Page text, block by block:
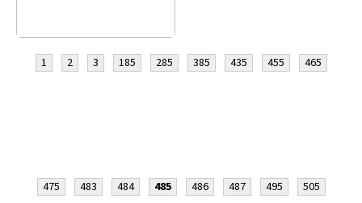
1 2 3 185 285 385 435 455 465
475 483 484 485 486 487 495 505